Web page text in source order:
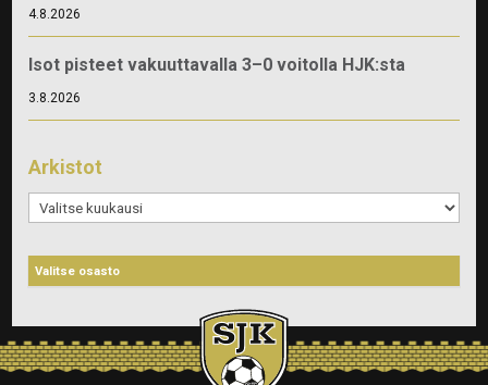
4.8.2026
Isot pisteet vakuuttavalla 3–0 voitolla HJK:sta
3.8.2026
Arkistot
Arkistot